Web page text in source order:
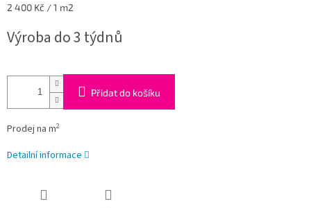
Měrná
2 400 Kč / 1 m2
Výroba do 3 týdnů
Přidat do košíku
Prodej na m2
Detailní informace